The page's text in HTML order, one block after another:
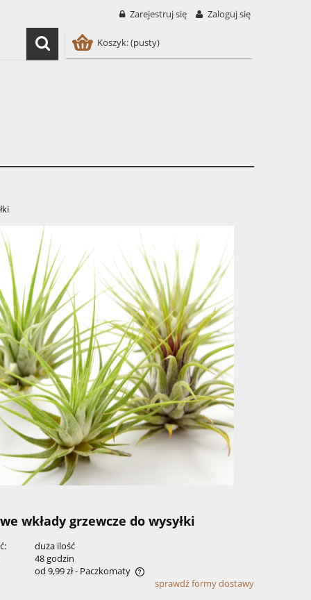
Zarejestruj się Zaloguj się
Koszyk:(pusty)
wkłady grzewcze do wysyłki
duża ilość
48 godzin
od 9,99 zł- Paczkomaty
sprawdź formy dostawy